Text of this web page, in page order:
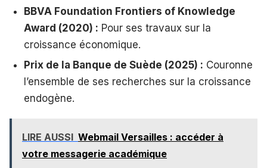
BBVA Foundation Frontiers of Knowledge
Award (2020) : Pour ses travaux sur la
croissance économique.
Prix de la Banque de Suède (2025) : Couronne
l’ensemble de ses recherches sur la croissance
endogène.
LIRE AUSSI Webmail Versailles : accéder à
votre messagerie académique